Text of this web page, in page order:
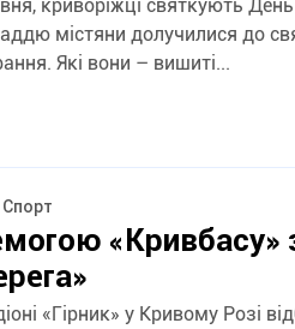
криворіжці святкують
містяни долучилися до
Які вони – вишиті...
Спорт
«Кривбасу»
«Гірник» у Кривому Розі